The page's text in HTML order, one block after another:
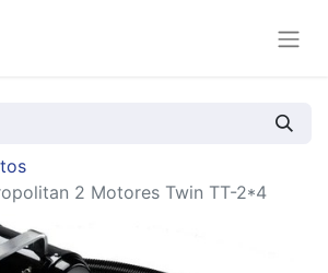
2 Motores Twin TT-2*4